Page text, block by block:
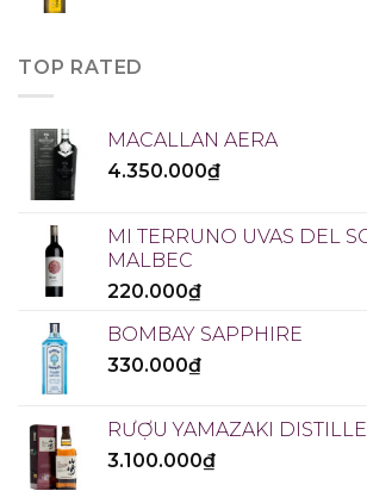
TOP RATED
MACALLAN AERA
4.350.000₫
MI TERRUNO UVAS DEL
MALBEC
220.000₫
BOMBAY SAPPHIRE
330.000₫
RƯỢU YAMAZAKI
3.100.000₫